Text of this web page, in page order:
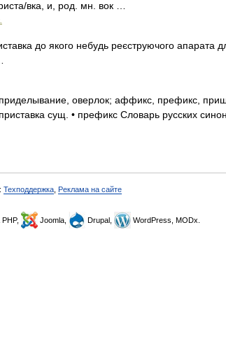
вка, и, род. мн. вок …
до якого небудь реєструючого апарата
оверлок; аффикс, префикс,
сущ. • префикс Словарь русских
Техподдержка Реклама на сайте
Joomla, Drupal, WordPress, MODx.